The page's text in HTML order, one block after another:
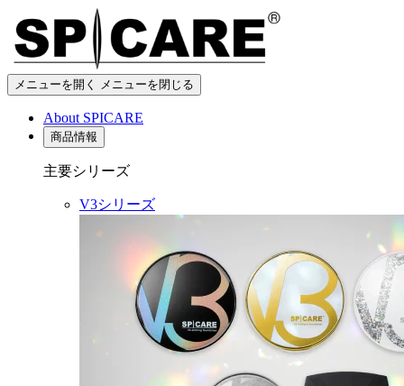
メニューを開く メニューを閉じる
About SPICARE
商品情報
主要シリーズ
V3シリーズ